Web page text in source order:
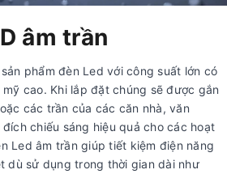
âm trần
phẩm đèn Led với công suất lớn có
cao. Khi lắp đặt chúng sẽ được gắn
các trần của các căn nhà, văn
chiếu sáng hiệu quả cho các hoạt
Led âm trần giúp tiết kiệm điện năng
dù sử dụng trong thời gian dài như